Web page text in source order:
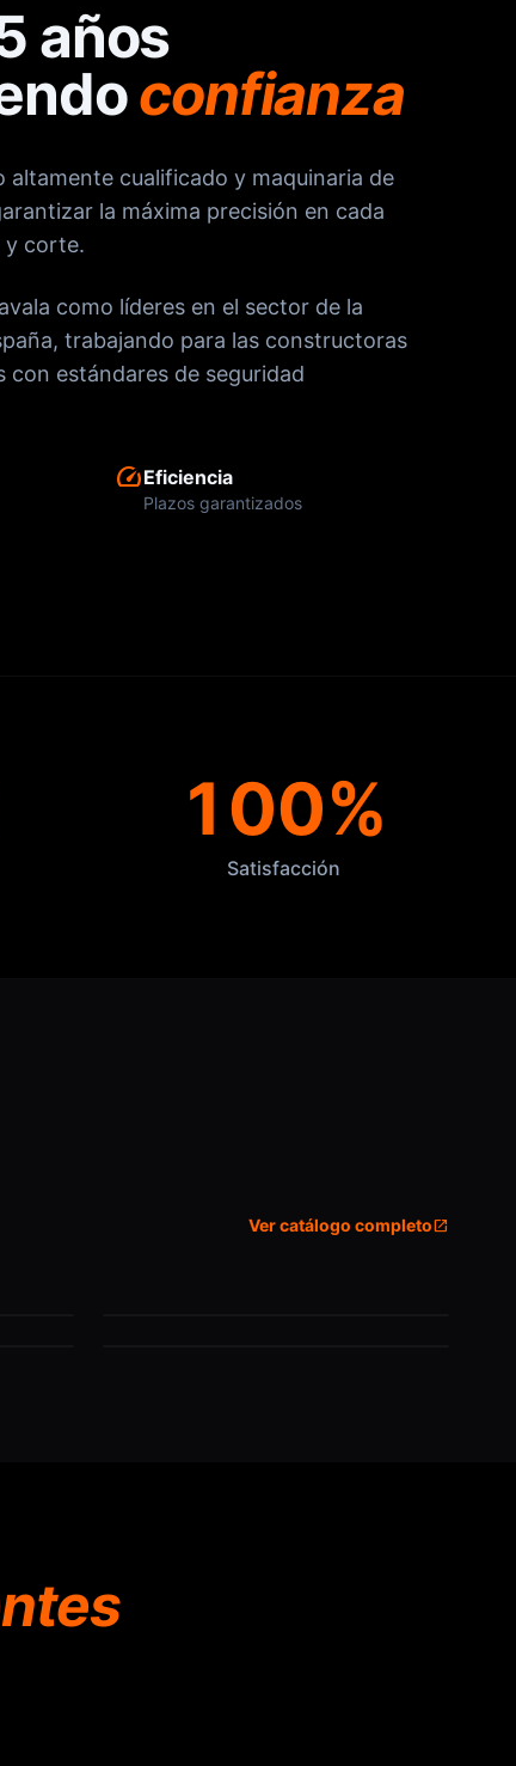
años
confianza
altamente cualificado y maquinaria de
la máxima precisión en cada
y corte.
como líderes en el sector de la
trabajando para las constructoras
con estándares de seguridad
speedEficiencia
Plazos garantizados
100%
Satisfacción
Ver catálogo completoopen_in_new
Anclajes y resinas